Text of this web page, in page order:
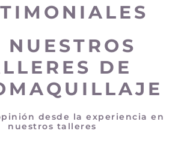
NUESTROS
DE
desde la experiencia en
nuestros talleres